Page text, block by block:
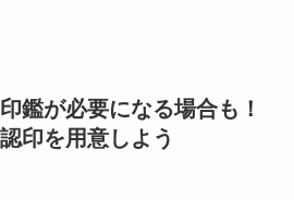
鑑が必要になる場合も！
印を用意しよう